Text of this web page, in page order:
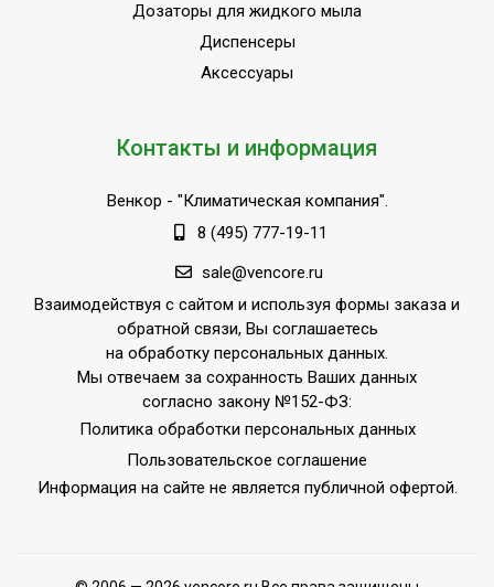
Дозаторы для жидкого мыла
Диспенсеры
Аксессуары
Контакты и информация
Венкор - "Климатическая компания".
8 (495) 777-19-11
sale@vencore.ru
Взаимодействуя с сайтом и используя формы заказа и
обратной связи, Вы соглашаетесь
на обработку персональных данных.
Мы отвечаем за сохранность Ваших данных
согласно закону №152-ФЗ:
Политика обработки персональных данных
Пользовательское соглашение
Информация на сайте не является публичной офертой.